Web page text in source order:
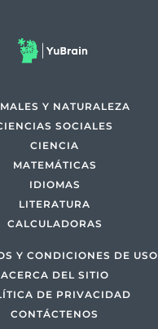
Y NATURALEZA
SOCIALES
CIENCIA
MATEMÁTICAS
IDIOMAS
LITERATURA
CALCULADORAS
Y CONDICIONES DE USO
ACERCA DEL SITIO
DE PRIVACIDAD
CONTÁCTENOS